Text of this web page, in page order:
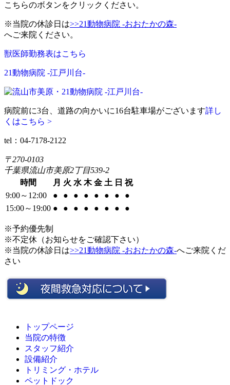
こちらのボタンをクリックください。
※当院の休診日は>>21動物病院 -おおたかの森-
へご来院ください。
獣医師勤務表はこちら
21動物病院 -江戸川台-
病院前に3台、道路の向かいに16台駐車場がございます詳し
くはこちら >
tel：04-7178-2122
〒270-0103
千葉県流山市美原2丁目539-2
時間
月 火 水 木 金 土 日 祝
9:00～12:00
● ● ● ● ● ● ●
●
15:00～19:00 ● ● ● ● ● ● ● ●
※予約優先制
※不定休（お知らせをご確認下さい）
※当院の休診日は>>21動物病院 -おおたかの森-へご来院くだ
さい
トップページ
当院の特徴
スタッフ紹介
設備紹介
トリミング・ホテル
ペットドック